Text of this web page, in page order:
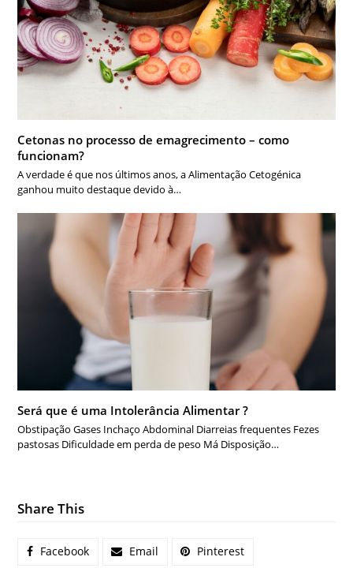
Cetonas no processo de emagrecimento – como
funcionam?
A verdade é que nos últimos anos, a Alimentação Cetogénica
ganhou muito destaque devido à…
Será que é uma Intolerância Alimentar ?
Obstipação Gases Inchaço Abdominal Diarreias frequentes Fezes
pastosas Dificuldade em perda de peso Má Disposição…
Share This
Facebook Email Pinterest